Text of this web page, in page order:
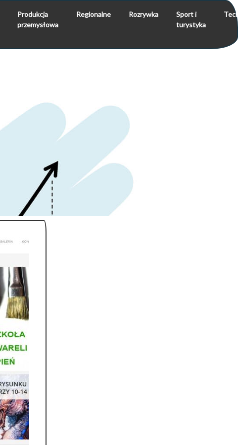
Produkcja
przemysłowa
Regionalne Rozrywka
Sport i
turystyka